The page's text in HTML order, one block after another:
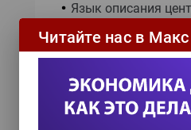
Язык описания
спецификацией Data
Specification 1.0 -
Спецификация
Построение SOA
Читайте нас в Макс